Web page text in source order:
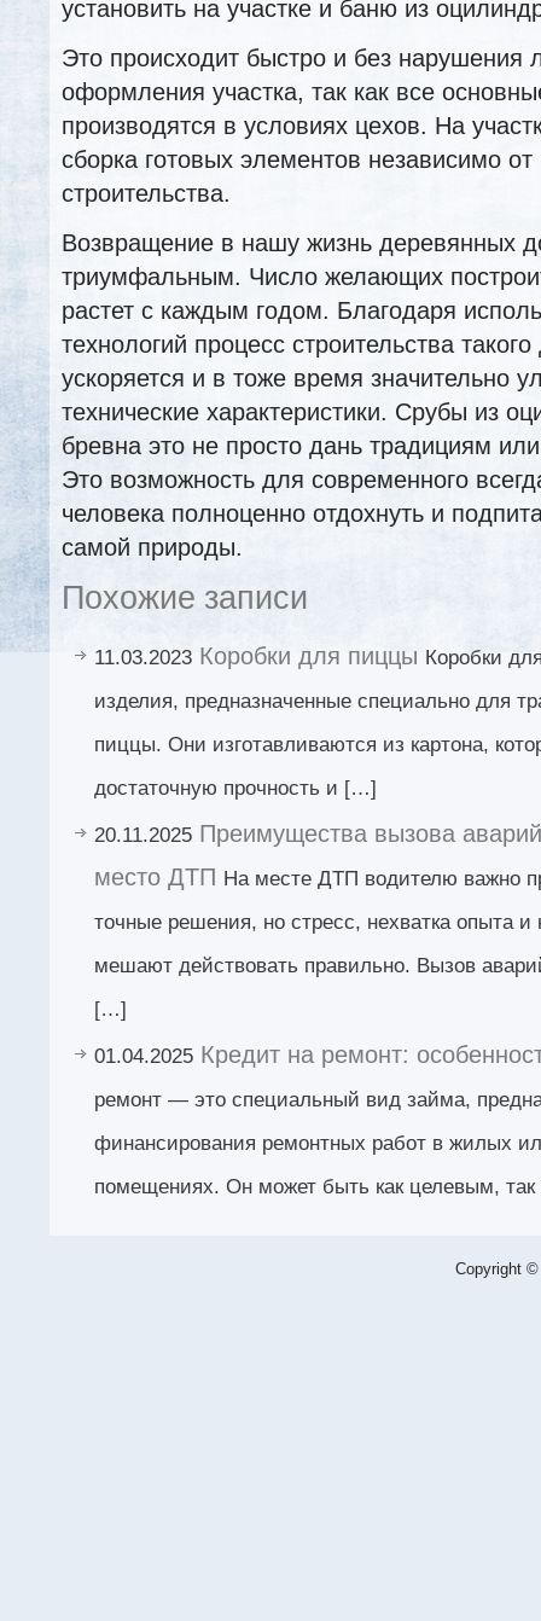
установить на участке и баню из
Это происходит быстро и без нарушения
оформления участка, так как все
производятся в условиях цехов. На
сборка готовых элементов независимо
строительства.
Возвращение в нашу жизнь деревянных
триумфальным. Число желающих
растет с каждым годом. Благодаря
технологий процесс строительства
ускоряется и в тоже время значительно
технические характеристики. Срубы из
бревна это не просто дань традициям
Это возможность для современного
человека полноценно отдохнуть и
самой природы.
Похожие записи
11.03.2023 Коробки для пиццы Коробки
изделия, предназначенные специально для
пиццы. Они изготавливаются из картона,
достаточную прочность и […]
20.11.2025 Преимущества вызова
место ДТП На месте ДТП водителю важно
точные решения, но стресс, нехватка опыта и
мешают действовать правильно. Вызов
[…]
01.04.2025 Кредит на ремонт:
ремонт — это специальный вид займа,
финансирования ремонтных работ в жилых
помещениях. Он может быть как целевым,
Copyright ©